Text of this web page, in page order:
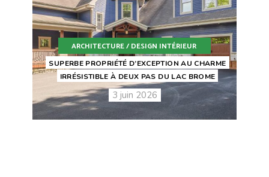
ARCHITECTURE / DESIGN INTÉRIEUR
SUPERBE PROPRIÉTÉ D’EXCEPTION AU CHARME
IRRÉSISTIBLE À DEUX PAS DU LAC BROME
3 juin 2026